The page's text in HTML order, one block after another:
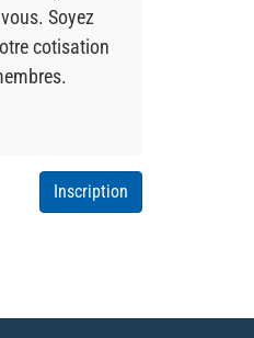
Soyez
cotisation
Inscription